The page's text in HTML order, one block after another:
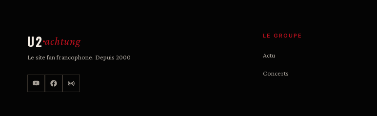
U2 achtung
Le site fan francophone. Depuis 2000
LE GROUPE
Actu
Concerts